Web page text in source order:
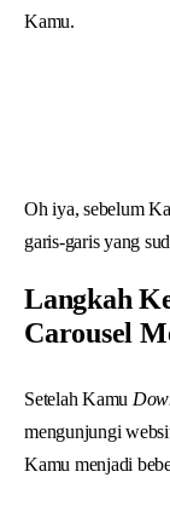
Kamu.
Oh iya, sebelum
garis-garis yang
Langkah
Carousel
Setelah Kamu
mengunjungi
Kamu menjadi